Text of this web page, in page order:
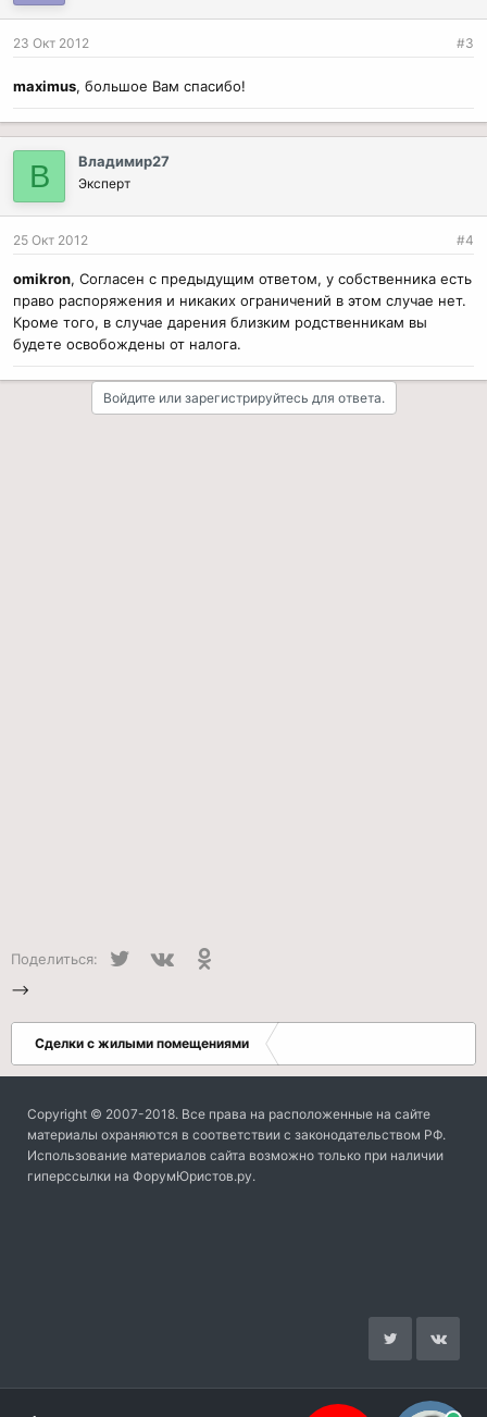
23 Окт 2012 #3
maximus, большое Вам спасибо!
В Владимир27
Эксперт
25 Окт 2012 #4
omikron, Согласен с предыдущим ответом, у собственника есть
право распоряжения и никаких ограничений в этом случае нет.
Кроме того, в случае дарения близким родственникам вы
будете освобождены от налога.
Войдите или зарегистрируйтесь для ответа.
Поделиться: Twitter
-->
Сделки с жилыми помещениями
Copyright © 2007-2018. Все права на расположенные на сайте
материалы охраняются в соответствии с законодательством РФ.
Использование материалов сайта возможно только при наличии
гиперссылки на ФорумЮристов.ру.